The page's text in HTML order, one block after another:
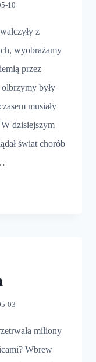
10
z
wyobrażamy
przez
były
musiały
dzisiejszym
świat chorób
03
miliony
Wbrew